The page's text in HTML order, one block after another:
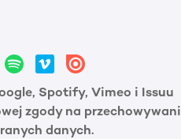
Spotify, Vimeo i Issuu
zgody na
danych.